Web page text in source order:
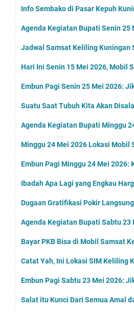
Info Sembako di Pasar Kepuh
Agenda Kegiatan Bupati Senin 25
Jadwal Samsat Keliling Kuningan
Hari Ini Senin 15 Mei 2026, Mobil
Embun Pagi Senin 25 Mei 2026:
Suatu Saat Tubuh Kita Akan
Agenda Kegiatan Bupati Minggu
Minggu 24 Mei 2026 Lokasi Mobil
Embun Pagi Minggu 24 Mei 2026:
Ibadah Apa Lagi yang Engkau
Dugaan Gratifikasi Pokir
Agenda Kegiatan Bupati Sabtu 23
Bayar PKB Bisa di Mobil Samsat
Catat Yah, Ini Lokasi SIM Keliling
Embun Pagi Sabtu 23 Mei 2026:
Salat itu Kunci Dari Semua Amal